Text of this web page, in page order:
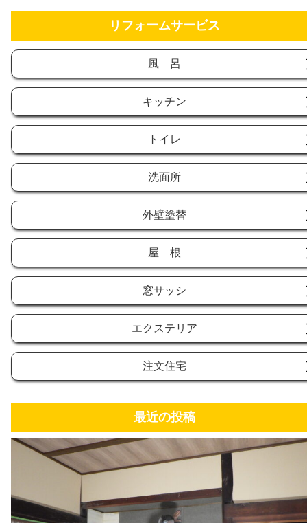
リフォームサービス
風 呂
キッチン
トイレ
洗面所
外壁塗替
屋 根
窓サッシ
エクステリア
注文住宅
最近の投稿